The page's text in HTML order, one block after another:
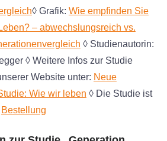
◊ Grafik: Wie empfinden Sie
– abwechslungsreich vs.
◊ Studienautorin:
◊ Weitere Infos zur Studie
Website unter: Neue
Wie wir leben ◊ Die Studie ist
Bestellung